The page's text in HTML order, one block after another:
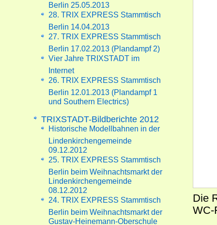
Die
WC-
Berlin 25.05.2013
28. TRIX EXPRESS Stammtisch
Berlin 14.04.2013
27. TRIX EXPRESS Stammtisch
Berlin 17.02.2013 (Plandampf 2)
Vier Jahre TRIXSTADT im
Internet
26. TRIX EXPRESS Stammtisch
Berlin 12.01.2013 (Plandampf 1
und Southern Electrics)
TRIXSTADT-Bildberichte 2012
Historische Modellbahnen in der
Lindenkirchengemeinde
09.12.2012
25. TRIX EXPRESS Stammtisch
Berlin beim Weihnachtsmarkt der
Lindenkirchengemeinde
08.12.2012
24. TRIX EXPRESS Stammtisch
Berlin beim Weihnachtsmarkt der
Gustav-Heinemann-Oberschule